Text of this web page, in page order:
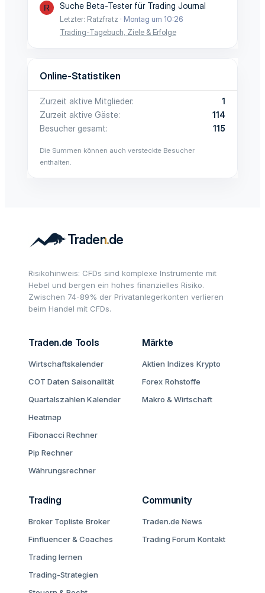
R Suche Beta-Tester für Trading Journal
Letzter: Ratzfratz
Montag um 10:26
Trading-Tagebuch, Ziele & Erfolge
Online-Statistiken
Zurzeit aktive Mitglieder
1
Zurzeit aktive Gäste
114
Besucher gesamt
115
Die Summen können auch versteckte Besucher
enthalten.
Risikohinweis: CFDs sind komplexe Instrumente mit
Hebel und bergen ein hohes finanzielles Risiko.
Zwischen 74-89% der Privatanlegerkonten verlieren
beim Handel mit CFDs.
Traden.de Tools
Wirtschaftskalender
COT Daten Saisonalität
Quartalszahlen Kalender
Heatmap
Fibonacci Rechner
Pip Rechner
Währungsrechner
Märkte
Aktien Indizes Krypto
Forex Rohstoffe
Makro & Wirtschaft
Trading
Broker Topliste Broker
Finfluencer & Coaches
Trading lernen
Trading-Strategien
Community
Traden.de News
Trading Forum Kontakt